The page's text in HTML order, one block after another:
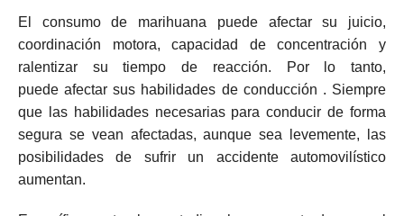
El consumo de marihuana puede afectar su juicio,
coordinación motora, capacidad de concentración y
ralentizar su tiempo de reacción.
Por lo tanto,
puedeafectar sus habilidades de conducción . Siempre
que las habilidades necesarias para conducir de forma
segura se vean afectadas, aunque sea levemente, las
posibilidades de sufrir un accidente automovilístico
aumentan.